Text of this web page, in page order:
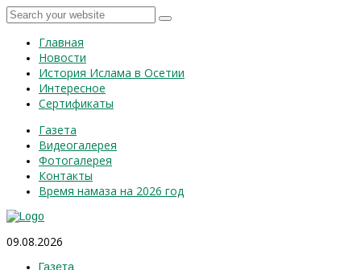
Главная
Новости
История Ислама в Осетии
Интересное
Сертификаты
Газета
Видеогалерея
Фотогалерея
Контакты
Время намаза на 2026 год
09.08.2026
Газета